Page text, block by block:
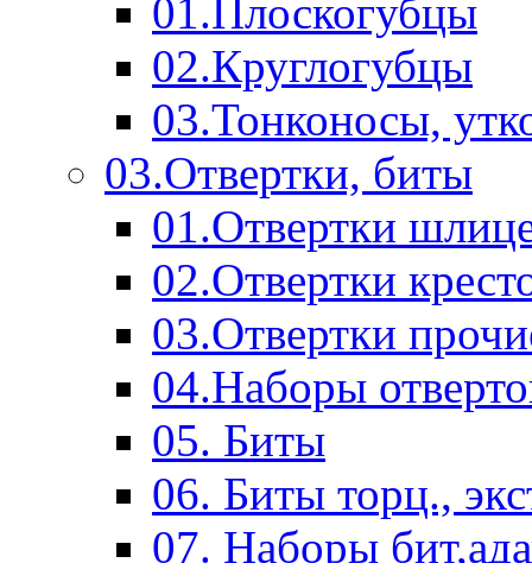
01.Плоскогубцы
02.Круглогубцы
03.Тонконосы,
03.Отвертки, биты
01.Отвертки
02.Отвертки
03.Отвертки
04.Наборы
05. Биты
06. Биты торц.,
07. Наборы